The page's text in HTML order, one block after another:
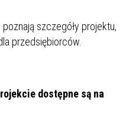
szczegóły projektu,
przedsiębiorców.
dostępne są na